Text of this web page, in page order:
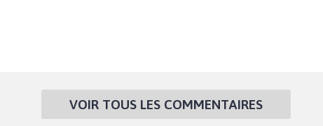
VOIR TOUS LES COMMENTAIRES